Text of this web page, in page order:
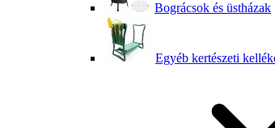
Bográcsok és üstházak
Egyéb kertészeti